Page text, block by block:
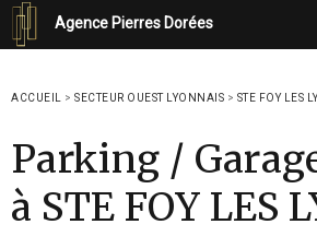
Agence Pierres Dorées
ACCUEIL > SECTEUR OUEST LYONNAIS > STE FOY LES
Parking /
à STE FOY LES